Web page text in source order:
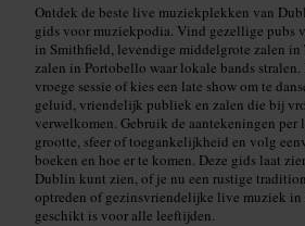
Ontdek de beste live muziekplekken van
gids voor muziekpodia. Vind gezellige pubs
in Smithfield, levendige middelgrote zalen in
zalen in Portobello waar lokale bands
vroege sessie of kies een late show om te
geluid, vriendelijk publiek en zalen die bij
verwelkomen. Gebruik de aantekeningen per
grootte, sfeer of toegankelijkheid en volg
boeken en hoe er te komen. Deze gids laat
Dublin kunt zien, of je nu een rustige
optreden of gezinsvriendelijke live muziek
geschikt is voor alle leeftijden.